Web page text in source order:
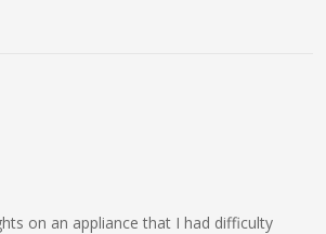
on an appliance that I had difficulty